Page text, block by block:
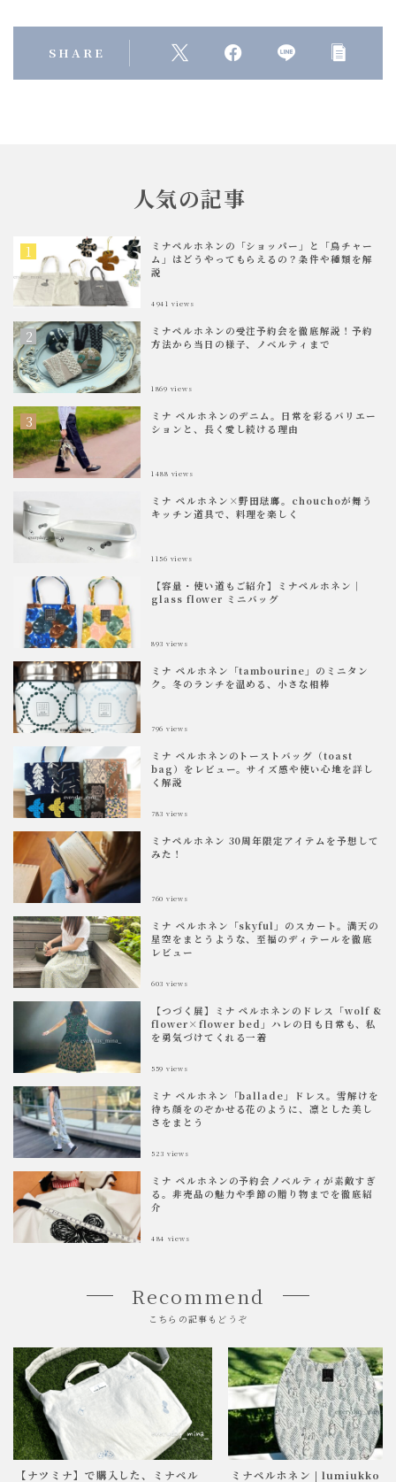
SHARE
人気の記事
ミナペルホネンの「ショッパー」と「鳥チャー
ム」はどうやってもらえるの？条件や種類を解
説
4941 views
ミナペルホネンの受注予約会を徹底解説！予約
方法から当日の様子、ノベルティまで
1869 views
ミナ ペルホネンのデニム。日常を彩るバリエー
ションと、長く愛し続ける理由
1488 views
ミナ ペルホネン×野田琺瑯。chouchoが舞う
キッチン道具で、料理を楽しく
1156 views
【容量・使い道もご紹介】ミナペルホネン｜
glass flower ミニバッグ
893 views
ミナ ペルホネン「tambourine」のミニタン
ク。冬のランチを温める、小さな相棒
796 views
ミナ ペルホネンのトーストバッグ（toast
bag）をレビュー。サイズ感や使い心地を詳し
く解説
783 views
ミナペルホネン 30周年限定アイテムを予想して
みた！
760 views
ミナ ペルホネン「skyful」のスカート。満天の
星空をまとうような、至福のディテールを徹底
レビュー
603 views
【つづく展】ミナ ペルホネンのドレス「wolf &
flower×flower bed」ハレの日も日常も、私
を勇気づけてくれる一着
559 views
ミナ ペルホネン「ballade」ドレス。雪解けを
待ち顔をのぞかせる花のように、凛とした美し
さをまとう
523 views
ミナ ペルホネンの予約会ノベルティが素敵すぎ
る。非売品の魅力や季節の贈り物までを徹底紹
介
484 views
Recommend
こちらの記事もどうぞ
【ナツミナ】で購入した、ミナペル
ミナペルホネン | lumiukko